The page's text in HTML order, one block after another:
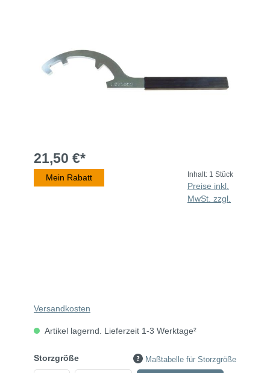
21,50 €*
Mein Rabatt Inhalt: 1 Stück
Preise inkl.
MwSt. zzgl.
Versandkosten
Artikel lagernd. Lieferzeit 1-3 Werktage²
Storzgröße Maßtabelle für Storzgröße